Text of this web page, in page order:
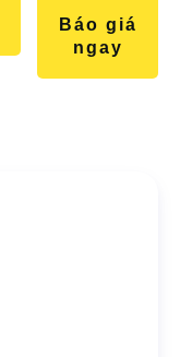
Báo giá
ngay